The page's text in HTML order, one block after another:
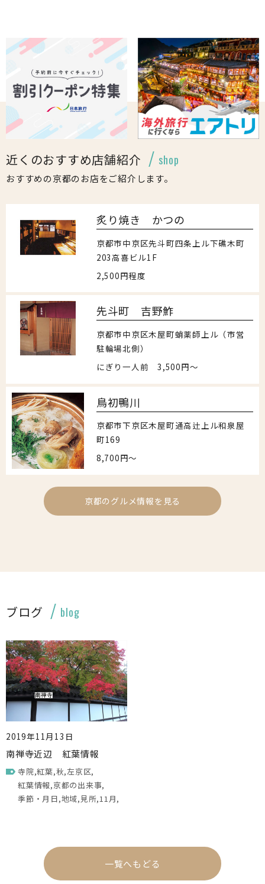
近くのおすすめ店舗紹介 shop
おすすめの京都のお店をご紹介します。
炙り焼き かつの
京都市中京区先斗町四条上ル下礁木町
203高喜ビル1F
2,500円程度
先斗町 吉野鮓
京都市中京区木屋町蛸薬師上ル（市営
駐輪場北側）
にぎり一人前 3,500円～
鳥初鴨川
京都市下京区木屋町通高辻上ル和泉屋
町169
8,700円〜
京都のグルメ情報を見る
ブログ blog
2019年11月13日
南禅寺近辺 紅葉情報
寺院 紅葉 秋 左京区
紅葉情報 京都の出来事
季節・月日 地域 見所 11月
一覧へもどる